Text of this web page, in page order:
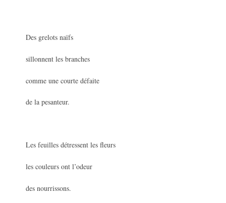
Des grelots naïfs
sillonnent les branches
comme une courte défaite
de la pesanteur.
Les feuilles détressent les fleurs
les couleurs ont l’odeur
des nourrissons.